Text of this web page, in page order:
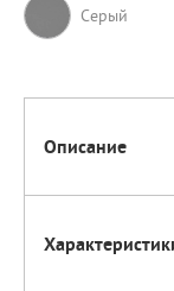
Серый
Описание